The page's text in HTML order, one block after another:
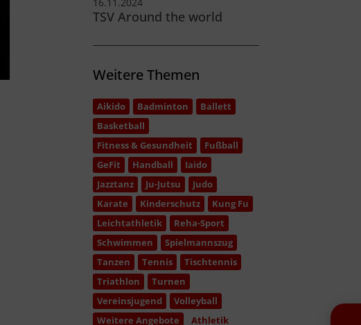
TSV Around the world
Weitere Themen
Aikido Badminton
Ballett
Basketball
Fitness & Gesundheit
Fußball
GeFit
Handball
Iaido
Jazztanz
Ju-Jutsu
Judo
Karate
Kinderschutz
Kung Fu
Leichtathletik
Reha-Sport
Schwimmen
Spielmannszug
Tanzen
Tennis
Tischtennis
Triathlon
Turnen
Vereinsjugend
Volleyball
Weitere Angebote
Athletik